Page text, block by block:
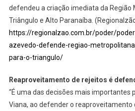
defendeu a criação imediata da Região
Triângulo e Alto Paranaíba.
https://regionalzao.com.br/poder/
azevedo-defende-regiao-
para-o-triangulo/
Reaproveitamento de rejeitos é
“É uma das decisões mais importantes
Viana, ao defender o reaproveitamento